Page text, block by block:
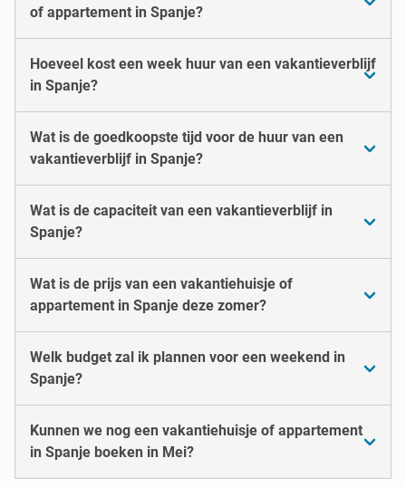
of appartement in Spanje?
Hoeveel kost een week huur van een vakantieverblijf
in Spanje?
Wat is de goedkoopste tijd voor de huur van een
vakantieverblijf in Spanje?
Wat is de capaciteit van een vakantieverblijf in
Spanje?
Wat is de prijs van een vakantiehuisje of
appartement in Spanje deze zomer?
Welk budget zal ik plannen voor een weekend in
Spanje?
Kunnen we nog een vakantiehuisje of appartement
in Spanje boeken in Mei?